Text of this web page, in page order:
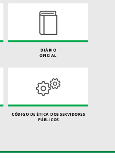
DIÁRIO
OFICIAL
CÓDIGO DE ÉTICA DOS SERVIDORES
PÚBLICOS